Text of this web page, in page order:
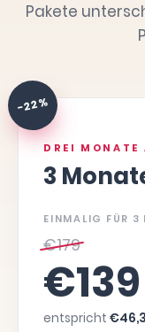
Pakete
-22 %
DREI MONATE
3
EINMALIG FÜR 3
€179
€139
entspricht €